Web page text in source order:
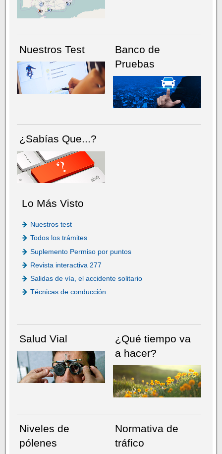
Nuestros Test
Banco de
Pruebas
¿Sabías Que...?
Lo Más Visto
Nuestros test
Todos los trámites
Suplemento Permiso por puntos
Revista interactiva 277
Salidas de vía, el accidente solitario
Técnicas de conducción
Salud Vial
¿Qué tiempo va
a hacer?
Niveles de
pólenes
Normativa de
tráfico